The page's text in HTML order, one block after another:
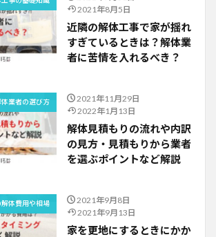
2021年8月5日
近隣の解体工事で家が揺れ
すぎているときは？解体業
者に苦情を入れるべき？
体業者の選び方
2021年11月29日
2022年1月13日
解体見積もりの流れや内訳
の見方・見積もりから業者
を選ぶポイントなど解説
解体費用や相場
2021年9月8日
2021年9月13日
家を更地にするときにかか